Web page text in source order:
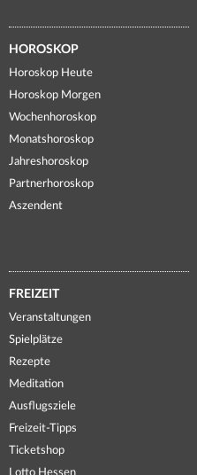
HOROSKOP
Horoskop Heute
Horoskop Morgen
Wochenhoroskop
Monatshoroskop
Jahreshoroskop
Partnerhoroskop
Aszendent
FREIZEIT
Veranstaltungen
Spielplätze
Rezepte
Meditation
Ausflugsziele
Freizeit-Tipps
Ticketshop
Lotto Hessen